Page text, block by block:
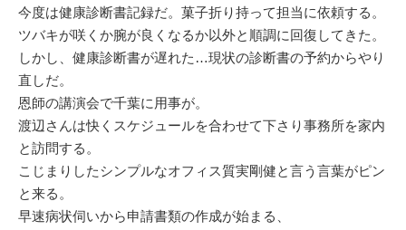
今度は健康診断書記録だ。菓子折り持って担当に依頼する。
ツバキが咲くか腕が良くなるか以外と順調に回復してきた。
しかし、健康診断書が遅れた…現状の診断書の予約からやり
直しだ。
恩師の講演会で千葉に用事が。
渡辺さんは快くスケジュールを合わせて下さり事務所を家内
と訪問する。
こじまりしたシンプルなオフィス質実剛健と言う言葉がピン
と来る。
早速病状伺いから申請書類の作成が始まる、